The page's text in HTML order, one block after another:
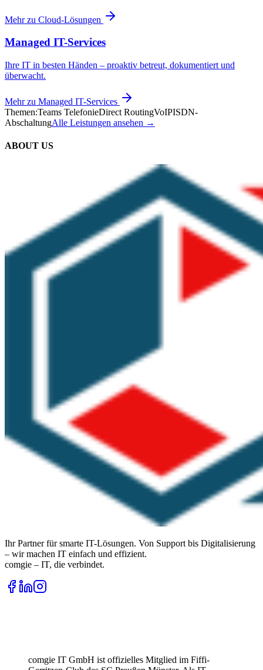
Mehr zu Cloud-Lösungen
Managed IT-Services
Ihre IT in besten Händen – proaktiv betreut, dokumentiert und
überwacht.
Mehr zu Managed IT-Services
Themen:Teams TelefonieDirect RoutingVoIPISDN-
AbschaltungAlle Leistungen ansehen →
ABOUT US
Ihr Partner für smarte IT-Lösungen. Von Support bis Digitalisierung
– wir machen IT einfach und effizient.
comgie – IT, die verbindet.
comgie IT GmbH ist offizielles Mitglied im Fiffi-